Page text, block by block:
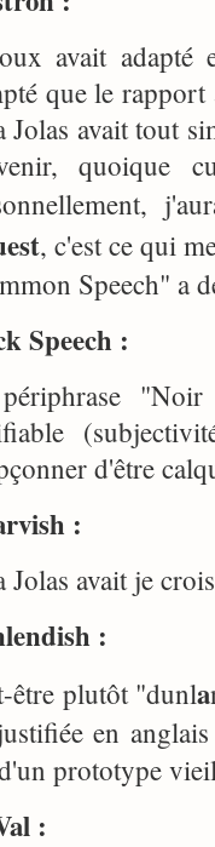
avait adapté
que le rapport
Jolas avait tout
quoique
, c'est ce qui
Speech" a
Speech :
d'être
:
Jolas avait je
:
être plutôt "dunla
en
prototype
: